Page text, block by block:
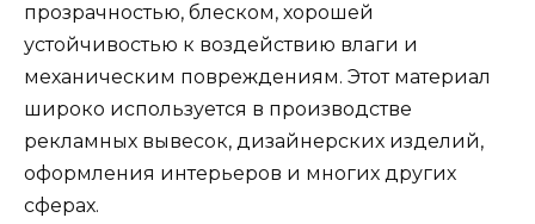
прозрачностью, блеском, хорошей
устойчивостью к воздействию влаги и
механическим повреждениям. Этот материал
широко используется в производстве
рекламных вывесок, дизайнерских изделий,
оформления интерьеров и многих других
сферах.